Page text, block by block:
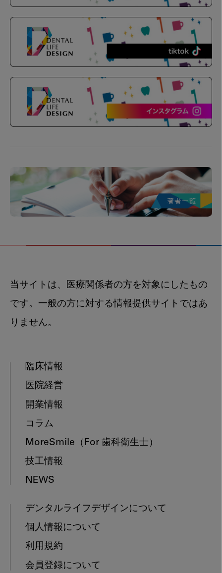
当サイトは、医療関係者の方を対象にしたもの
です。一般の方に対する情報提供サイトではあ
りません。
臨床情報
医院経営
開業情報
コラム
MoreSmile （For 歯科衛生士）
技工情報
NEWS
デンタルライフデザインについて
個人情報について
利用規約
会員登録について